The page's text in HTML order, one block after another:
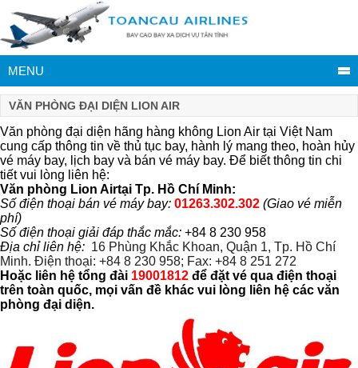
MENU
VĂN PHÒNG ĐẠI DIỆN LION AIR
Văn phòng đại diện hãng hàng không Lion Air tại Việt Nam
cung cấp thông tin về thủ tục bay, hành lý mang theo, hoàn hủy
vé máy bay, lịch bay và bán vé máy bay. Để biết thông tin chi
tiết vui lòng liên hệ:
Văn phòng Lion Airtại Tp. Hồ Chí Minh:
Số điện thoại bán vé máy bay: 01263.302.302 (Giao vé miễn
phí)
Số điện thoại giải đáp thắc mắc: +84 8 230 958
Địa chỉ liên hệ: 16 Phùng Khắc Khoan, Quận 1, Tp. Hồ Chí
Minh. Điện thoại: +84 8 230 958; Fax: +84 8 251 272
Hoặc liên hệ tổng đài 19001812 để đặt vé qua điện thoại
trên toàn quốc, mọi vấn đề khác vui lòng liên hệ các văn
phòng đại diện.